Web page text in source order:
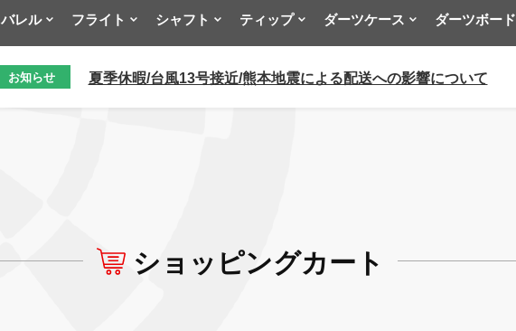
バレル フライト シャフト ティップ ダーツケース ダーツボード
お知らせ 夏季休暇/台風13号接近/熊本地震による配送への影響について
ショッピングカート